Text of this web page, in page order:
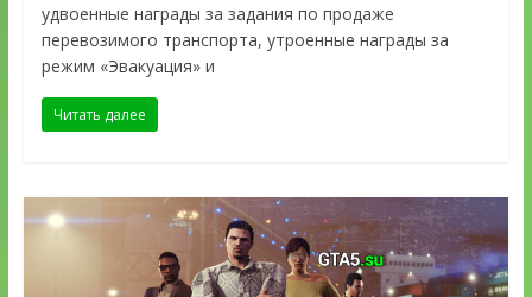
удвоенные награды за задания по продаже
перевозимого транспорта, утроенные награды за
режим «Эвакуация» и
Читать далее